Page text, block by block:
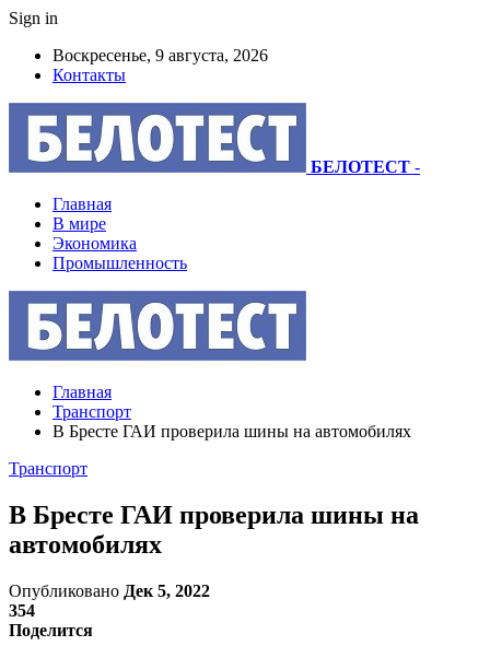
Sign in
Воскресенье, 9 августа, 2026
Контакты
БЕЛОТЕСТ -
Главная
В мире
Экономика
Промышленность
Главная
Транспорт
В Бресте ГАИ проверила шины на автомобилях
Транспорт
В Бресте ГАИ проверила шины на
автомобилях
Опубликовано Дек 5, 2022
354
Поделится